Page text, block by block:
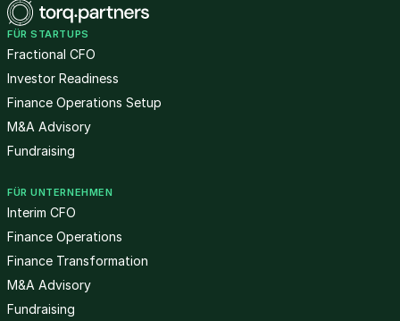
FÜR STARTUPS
Fractional CFO
Investor Readiness
Finance Operations Setup
M&A Advisory
Fundraising
FÜR UNTERNEHMEN
Interim CFO
Finance Operations
Finance Transformation
M&A Advisory
Fundraising